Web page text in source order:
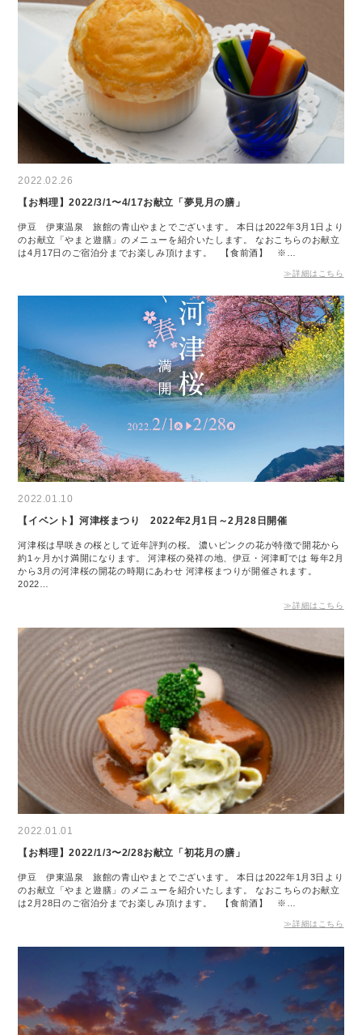
2022.02.26
【お料理】2022/3/1〜4/17お献立「夢見月の膳」
伊豆 伊東温泉 旅館の青山やまとでございます。 本日は2022年3月1日より
のお献立「やまと遊膳」のメニューを紹介いたします。 なおこちらのお献立
は4月17日のご宿泊分までお楽しみ頂けます。 【食前酒】 ※…
≫詳細はこちら
2022.01.10
【イベント】河津桜まつり 2022年2月1日～2月28日開催
河津桜は早咲きの桜として近年評判の桜。 濃いピンクの花が特徴で開花から
約1ヶ月かけ満開になります。 河津桜の発祥の地、伊豆・河津町では 毎年2月
から3月の河津桜の開花の時期にあわせ 河津桜まつりが開催されます。
2022…
≫詳細はこちら
2022.01.01
【お料理】2022/1/3〜2/28お献立「初花月の膳」
伊豆 伊東温泉 旅館の青山やまとでございます。 本日は2022年1月3日より
のお献立「やまと遊膳」のメニューを紹介いたします。 なおこちらのお献立
は2月28日のご宿泊分までお楽しみ頂けます。 【食前酒】 ※…
≫詳細はこちら